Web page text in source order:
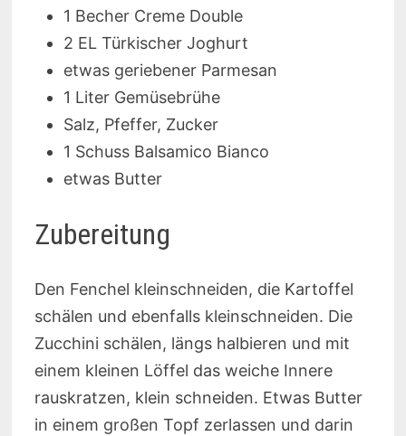
1 Becher Creme Double
2 EL Türkischer Joghurt
etwas geriebener Parmesan
1 Liter Gemüsebrühe
Salz, Pfeffer, Zucker
1 Schuss Balsamico Bianco
etwas Butter
Zubereitung
Den Fenchel kleinschneiden, die Kartoffel
schälen und ebenfalls kleinschneiden. Die
Zucchini schälen, längs halbieren und mit
einem kleinen Löffel das weiche Innere
rauskratzen, klein schneiden. Etwas Butter
in einem großen Topf zerlassen und darin